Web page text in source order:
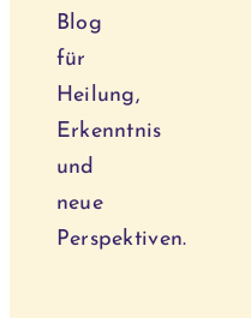
Blog
für
Heilung,
Erkenntnis
und
neue
Perspektiven.